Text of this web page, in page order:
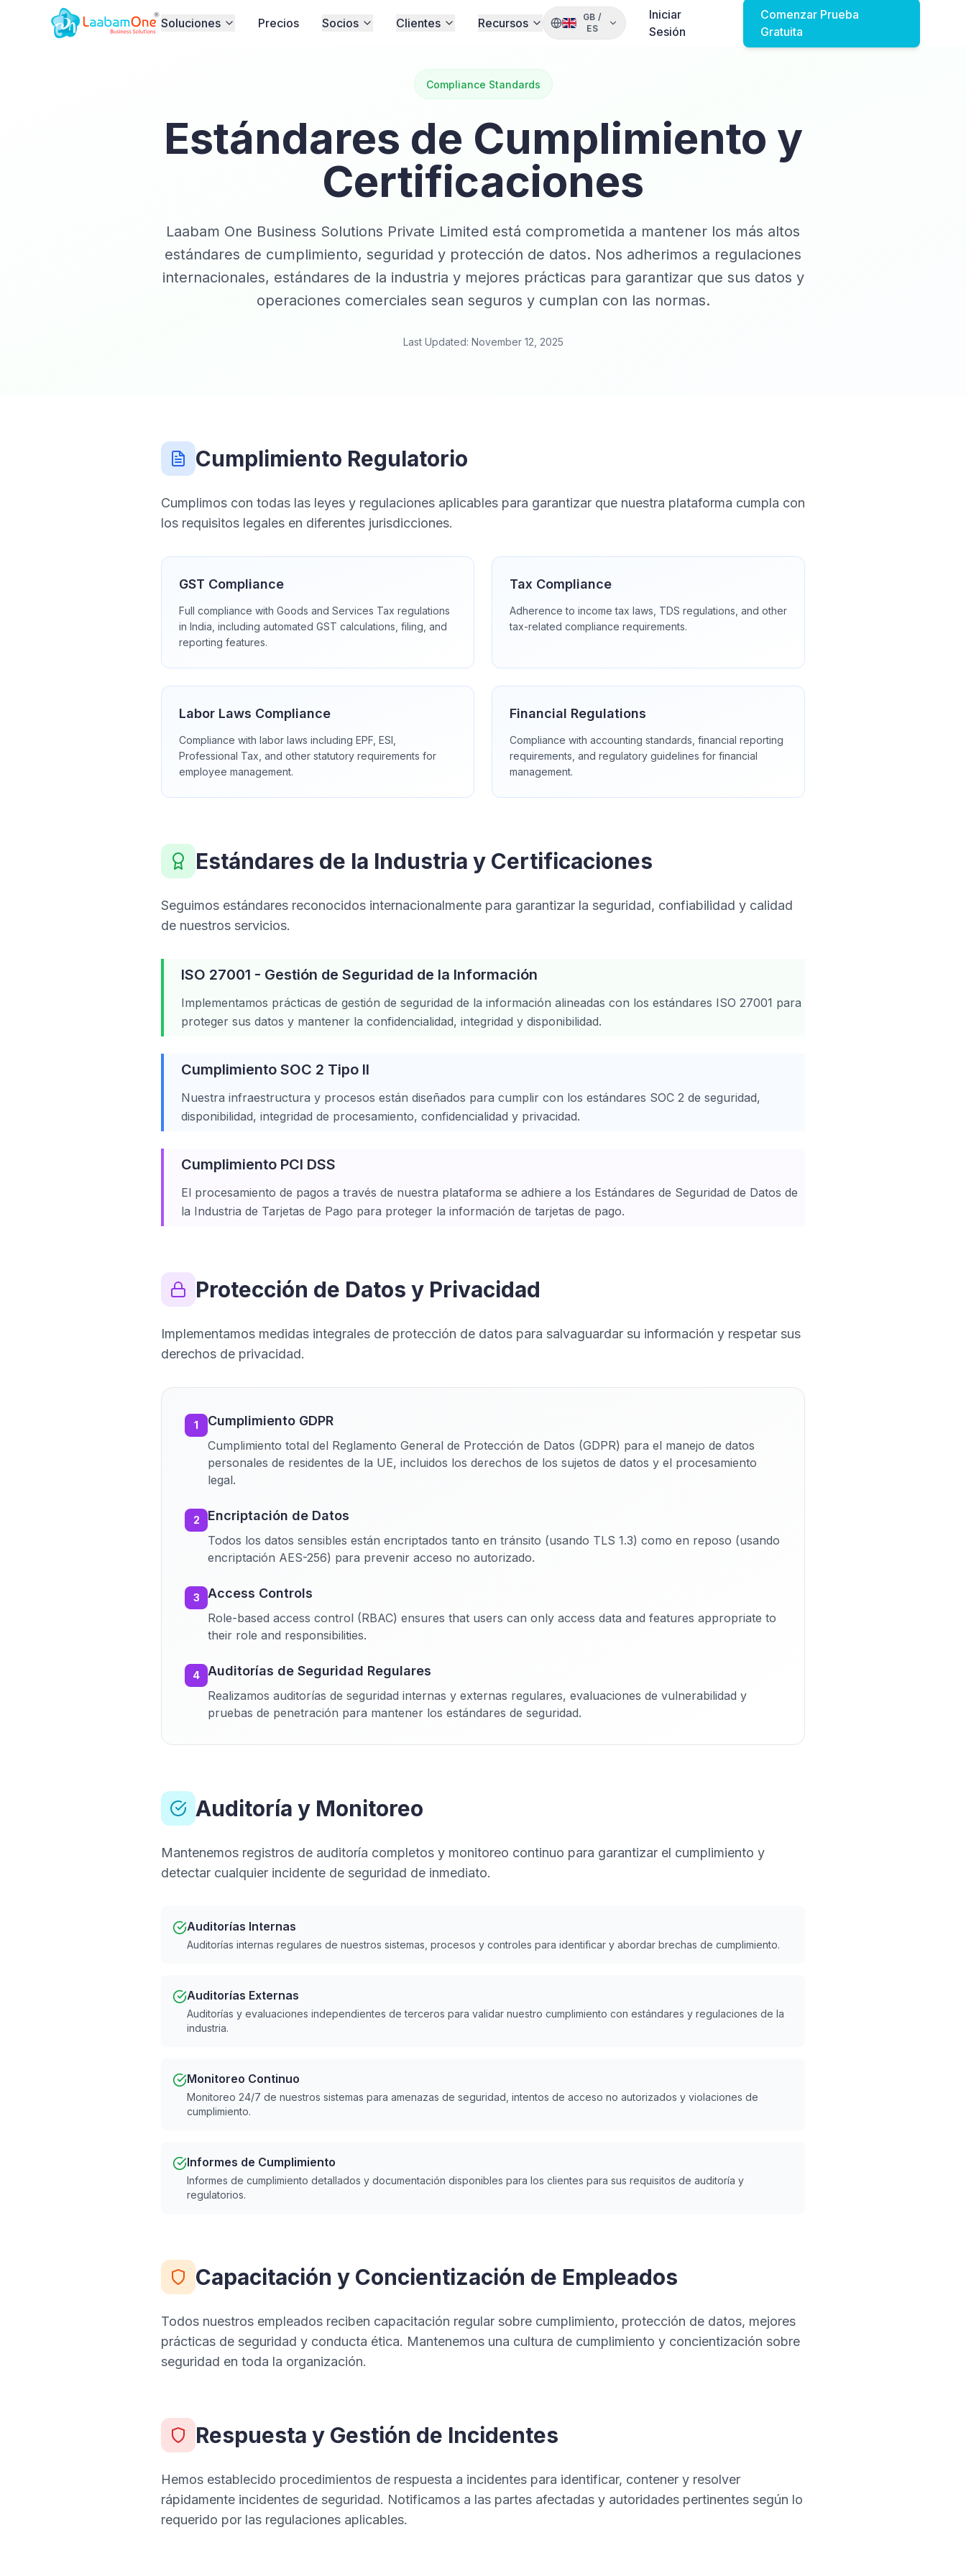
Soluciones Precios Socios Clientes Recursos GB /
ES
Iniciar
Sesión
Comenzar Prueba
Gratuita
Compliance Standards
Estándares de Cumplimiento y
Certificaciones
Laabam One Business Solutions Private Limited está comprometida a mantener los más altos
estándares de cumplimiento, seguridad y protección de datos. Nos adherimos a regulaciones
internacionales, estándares de la industria y mejores prácticas para garantizar que sus datos y
operaciones comerciales sean seguros y cumplan con las normas.
Last Updated: November 12, 2025
Cumplimiento Regulatorio
Cumplimos con todas las leyes y regulaciones aplicables para garantizar que nuestra plataforma cumpla con
los requisitos legales en diferentes jurisdicciones.
GST Compliance
Full compliance with Goods and Services Tax regulations
in India, including automated GST calculations, filing, and
reporting features.
Tax Compliance
Adherence to income tax laws, TDS regulations, and other
tax-related compliance requirements.
Labor Laws Compliance
Compliance with labor laws including EPF, ESI,
Professional Tax, and other statutory requirements for
employee management.
Financial Regulations
Compliance with accounting standards, financial reporting
requirements, and regulatory guidelines for financial
management.
Estándares de la Industria y Certificaciones
Seguimos estándares reconocidos internacionalmente para garantizar la seguridad, confiabilidad y calidad
de nuestros servicios.
ISO 27001 - Gestión de Seguridad de la Información
Implementamos prácticas de gestión de seguridad de la información alineadas con los estándares ISO 27001 para
proteger sus datos y mantener la confidencialidad, integridad y disponibilidad.
Cumplimiento SOC 2 Tipo II
Nuestra infraestructura y procesos están diseñados para cumplir con los estándares SOC 2 de seguridad,
disponibilidad, integridad de procesamiento, confidencialidad y privacidad.
Cumplimiento PCI DSS
El procesamiento de pagos a través de nuestra plataforma se adhiere a los Estándares de Seguridad de Datos de
la Industria de Tarjetas de Pago para proteger la información de tarjetas de pago.
Protección de Datos y Privacidad
Implementamos medidas integrales de protección de datos para salvaguardar su información y respetar sus
derechos de privacidad.
1 Cumplimiento GDPR
Cumplimiento total del Reglamento General de Protección de Datos (GDPR) para el manejo de datos
personales de residentes de la UE, incluidos los derechos de los sujetos de datos y el procesamiento
legal.
2 Encriptación de Datos
Todos los datos sensibles están encriptados tanto en tránsito (usando TLS 1.3) como en reposo (usando
encriptación AES-256) para prevenir acceso no autorizado.
3 Access Controls
Role-based access control (RBAC) ensures that users can only access data and features appropriate to
their role and responsibilities.
4 Auditorías de Seguridad Regulares
Realizamos auditorías de seguridad internas y externas regulares, evaluaciones de vulnerabilidad y
pruebas de penetración para mantener los estándares de seguridad.
Auditoría y Monitoreo
Mantenemos registros de auditoría completos y monitoreo continuo para garantizar el cumplimiento y
detectar cualquier incidente de seguridad de inmediato.
Auditorías Internas
Auditorías internas regulares de nuestros sistemas, procesos y controles para identificar y abordar brechas de cumplimiento.
Auditorías Externas
Auditorías y evaluaciones independientes de terceros para validar nuestro cumplimiento con estándares y regulaciones de la
industria.
Monitoreo Continuo
Monitoreo 24/7 de nuestros sistemas para amenazas de seguridad, intentos de acceso no autorizados y violaciones de
cumplimiento.
Informes de Cumplimiento
Informes de cumplimiento detallados y documentación disponibles para los clientes para sus requisitos de auditoría y
regulatorios.
Capacitación y Concientización de Empleados
Todos nuestros empleados reciben capacitación regular sobre cumplimiento, protección de datos, mejores
prácticas de seguridad y conducta ética. Mantenemos una cultura de cumplimiento y concientización sobre
seguridad en toda la organización.
Respuesta y Gestión de Incidentes
Hemos establecido procedimientos de respuesta a incidentes para identificar, contener y resolver
rápidamente incidentes de seguridad. Notificamos a las partes afectadas y autoridades pertinentes según lo
requerido por las regulaciones aplicables.